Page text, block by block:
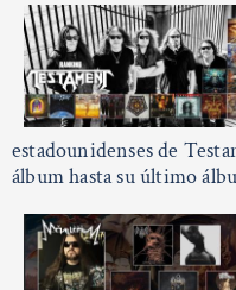
estadounidenses de
álbum hasta su último